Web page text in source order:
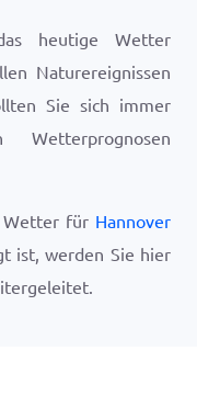
heutige Wetter
Naturereignissen
Sie sich immer
Wetter für Hannover
ist, werden Sie hier